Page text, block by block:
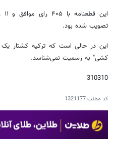
تصویب شده بود.
این در حالی است که ترکیه کشتار
کشی" به رسمیت نمی‌شناسد.
310310
کد مطلب1321177